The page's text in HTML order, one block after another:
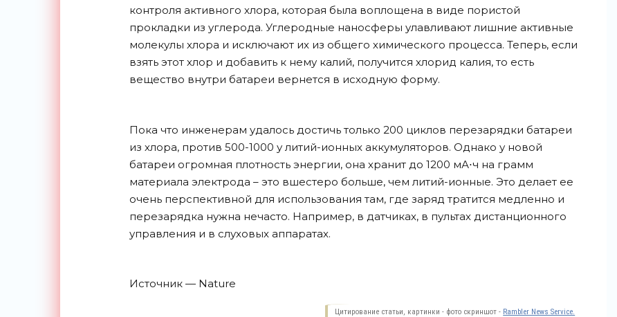
контроля активного хлора, которая была воплощена в виде пористой
прокладки из углерода. Углеродные наносферы улавливают лишние активные
молекулы хлора и исключают их из общего химического процесса. Теперь, если
взять этот хлор и добавить к нему калий, получится хлорид калия, то есть
вещество внутри батареи вернется в исходную форму.
Пока что инженерам удалось достичь только 200 циклов перезарядки батареи
из хлора, против 500-1000 у литий-ионных аккумуляторов. Однако у новой
батареи огромная плотность энергии, она хранит до 1200 мА⋅ч на грамм
материала электрода – это вшестеро больше, чем литий-ионные. Это делает ее
очень перспективной для использования там, где заряд тратится медленно и
перезарядка нужна нечасто. Например, в датчиках, в пультах дистанционного
управления и в слуховых аппаратах.
Источник — Nature
Цитирование статьи, картинки - фото скриншот - Rambler News Service.